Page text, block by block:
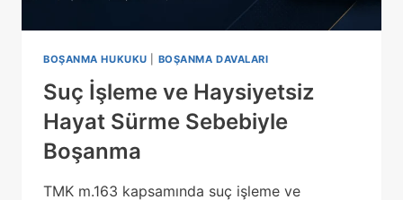
BOŞANMA HUKUKU BOŞANMA DAVALARI
Suç İşleme ve Haysiyetsiz
Hayat Sürme Sebebiyle
Boşanma
TMK m.163 kapsamında suç işleme ve